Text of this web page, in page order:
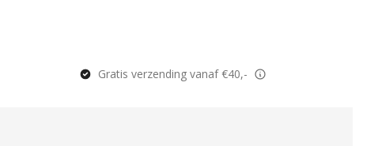
Gratis verzending vanaf €40,-